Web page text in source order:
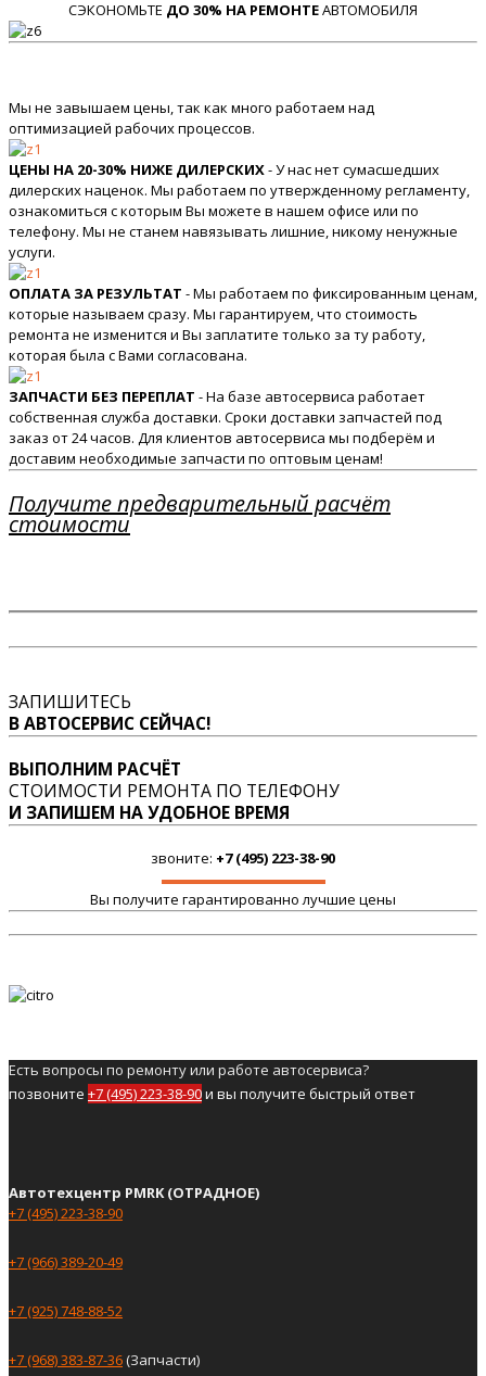
СЭКОНОМЬТЕ ДО 30% НА РЕМОНТЕАВТОМОБИЛЯ
Мы не завышаем цены, так как много работаем над
оптимизацией рабочих процессов.
ЦЕНЫ НА 20-30% НИЖЕ ДИЛЕРСКИХ- У нас нет сумасшедших
дилерских наценок. Мы работаем по утвержденному регламенту,
ознакомиться с которым Вы можете в нашем офисе или по
телефону. Мы не станем навязывать лишние, никому ненужные
услуги.
ОПЛАТА ЗА РЕЗУЛЬТАТ - Мы работаем по фиксированным ценам,
которые называем сразу. Мы гарантируем, что стоимость
ремонта не изменится и Вы заплатите только за ту работу,
которая была с Вами согласована.
ЗАПЧАСТИ БЕЗ ПЕРЕПЛАТ - На базе автосервиса работает
собственная служба доставки. Сроки доставки запчастей под
заказ от 24 часов. Для клиентов автосервиса мы подберём и
доставим необходимые запчасти по оптовым ценам!
Получите предварительный расчёт
стоимости
ЗАПИШИТЕСЬ
В АВТОСЕРВИС СЕЙЧАС!
ВЫПОЛНИМ РАСЧЁТ
СТОИМОСТИ РЕМОНТА ПО ТЕЛЕФОНУ
И ЗАПИШЕМ НА УДОБНОЕ ВРЕМЯ
звоните: +7 (495) 223-38-90
Вы получите гарантированно лучшие цены
Есть вопросы по ремонту или работе автосервиса?
позвоните +7 (495) 223-38-90и вы получите быстрый ответ
Автотехцентр PMRK (ОТРАДНОЕ)
+7 (495) 223-38-90
+7 (966) 389-20-49
+7 (925) 748-88-52
+7 (968) 383-87-36(Запчасти)